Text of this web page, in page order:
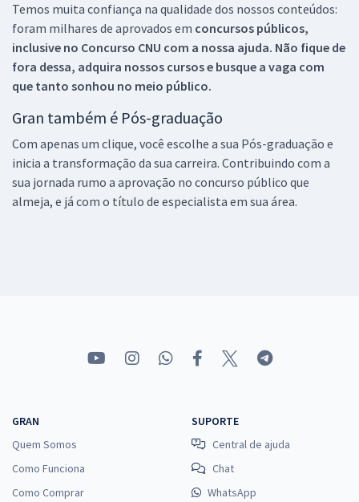
Temos muita confiança na qualidade dos nossos conteúdos:
foram milhares de aprovados em concursos públicos,
inclusive no Concurso CNU com a nossa ajuda. Não fique de
fora dessa, adquira nossos cursos e busque a vaga com
que tanto sonhou no meio público.
Gran também é Pós-graduação
Com apenas um clique, você escolhe a sua Pós-graduação e
inicia a transformação da sua carreira. Contribuindo com a
sua jornada rumo a aprovação no concurso público que
almeja, e já com o título de especialista em sua área.
GRAN
Quem Somos
Como Funciona
Como Comprar
SUPORTE
Central de ajuda
Chat
WhatsApp